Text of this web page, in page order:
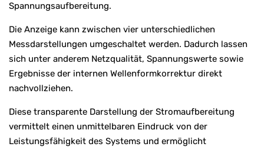
Spannungsaufbereitung.
Die Anzeige kann zwischen vier unterschiedlichen
Messdarstellungen umgeschaltet werden. Dadurch lassen
sich unter anderem Netzqualität, Spannungswerte sowie
Ergebnisse der internen Wellenformkorrektur direkt
nachvollziehen.
Diese transparente Darstellung der Stromaufbereitung
vermittelt einen unmittelbaren Eindruck von der
Leistungsfähigkeit des Systems und ermöglicht